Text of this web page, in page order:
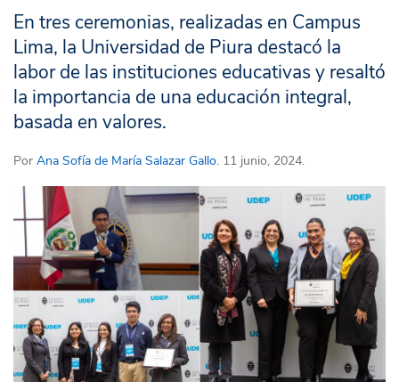
En tres ceremonias, realizadas en Campus
Lima, la Universidad de Piura destacó la
labor de las instituciones educativas y resaltó
la importancia de una educación integral,
basada en valores.
Por Ana Sofía de María Salazar Gallo. 11 junio, 2024.